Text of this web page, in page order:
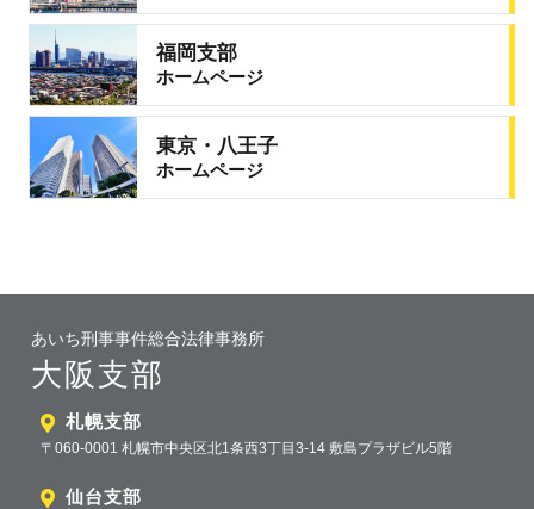
福岡支部
ホームページ
東京・八王子
ホームページ
あいち刑事事件総合法律事務所
大阪支部
札幌支部
〒060-0001 札幌市中央区北1条西3丁目3-14 敷島プラザビル5階
仙台支部